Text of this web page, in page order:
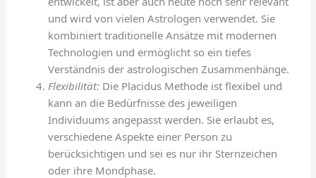
und wird von vielen Astrologen verwendet. Sie
kombiniert traditionelle Ansätze mit modernen
Technologien und ermöglicht so ein tiefes
Verständnis der astrologischen Zusammenhänge.
Flexibilität: Die Placidus Methode ist flexibel und
kann an die Bedürfnisse des jeweiligen
Individuums angepasst werden. Sie erlaubt es,
verschiedene Aspekte einer Person zu
berücksichtigen und sei es nur ihr Sternzeichen
oder ihre Mondphase.